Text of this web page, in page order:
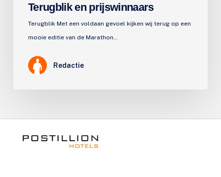
Terugblik en prijswinnaars
Terugblik Met een voldaan gevoel kijken wij terug op een
mooie editie van de Marathon…
Redactie